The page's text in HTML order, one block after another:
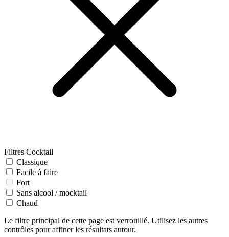
Filtres Cocktail
Classique
Facile à faire
Fort
Sans alcool / mocktail
Chaud
Le filtre principal de cette page est verrouillé. Utilisez les autres
contrôles pour affiner les résultats autour.